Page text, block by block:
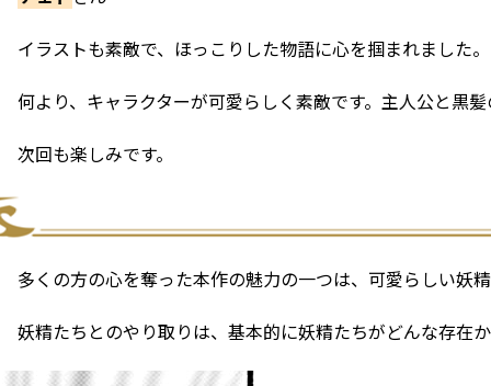
イラストも素敵で、ほっこりした物語に心を掴まれました。
何より、キャラクターが可愛らしく素敵です。主人公と黒
次回も楽しみです。
多くの方の心を奪った本作の魅力の一つは、可愛らしい妖
妖精たちとのやり取りは、基本的に妖精たちがどんな存在